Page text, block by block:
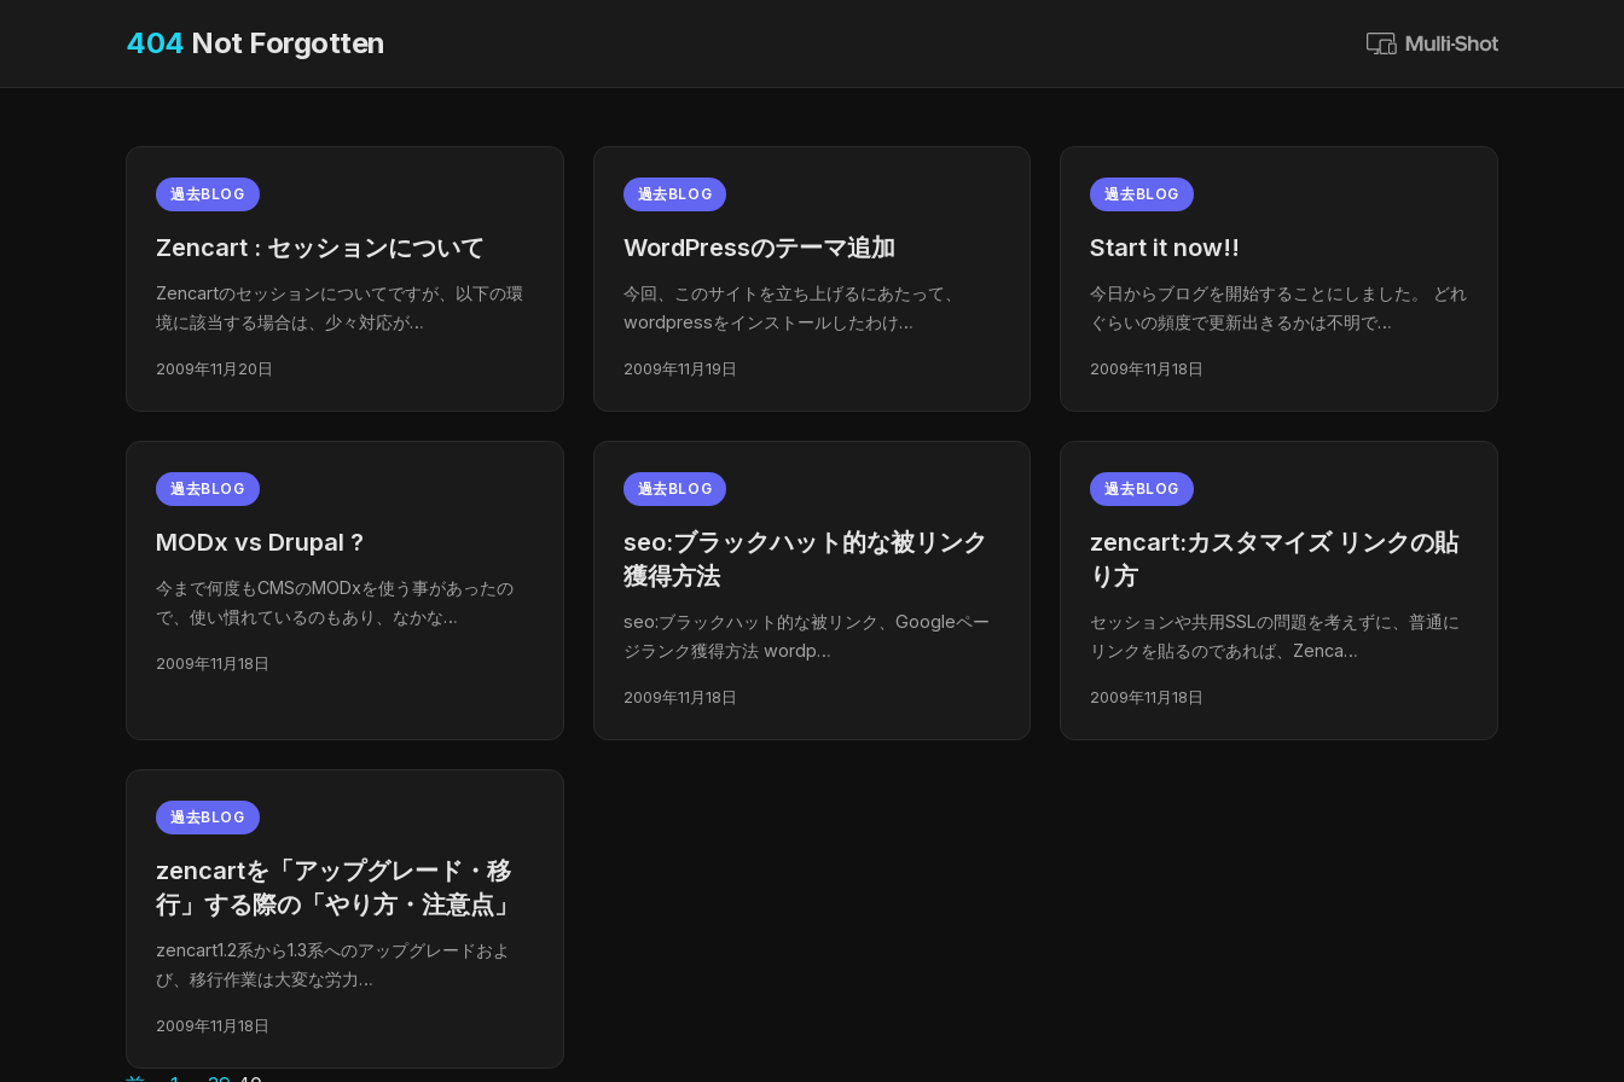
404 Not Forgotten
過去BLOG
Zencart : セッションについて
Zencartのセッションについてですが、以下の環
境に該当する場合は、少々対応が…
2009年11月20日
過去BLOG
WordPressのテーマ追加
今回、このサイトを立ち上げるにあたって、
wordpressをインストールしたわけ…
2009年11月19日
過去BLOG
Start it now!!
今日からブログを開始することにしました。 どれ
ぐらいの頻度で更新出きるかは不明で…
2009年11月18日
過去BLOG
MODx vs Drupal ?
今まで何度もCMSのMODxを使う事があったの
で、使い慣れているのもあり、なかな…
2009年11月18日
過去BLOG
seo:ブラックハット的な被リンク
獲得方法
seo:ブラックハット的な被リンク、Googleペー
ジランク獲得方法 wordp…
2009年11月18日
過去BLOG
zencart:カスタマイズ リンクの貼
り方
セッションや共用SSLの問題を考えずに、普通に
リンクを貼るのであれば、Zenca…
2009年11月18日
過去BLOG
zencartを「アップグレード・移
行」する際の「やり方・注意点」
zencart1.2系から1.3系へのアップグレードおよ
び、移行作業は大変な労力…
2009年11月18日